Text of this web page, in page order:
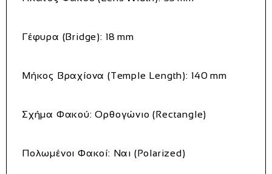
Γέφυρα (Bridge): 18 mm
Μήκος Βραχίονα (Temple Length): 140 mm
Σχήμα Φακού: Ορθογώνιο (Rectangle)
Πολωμένοι Φακοί: Ναι (Polarized)